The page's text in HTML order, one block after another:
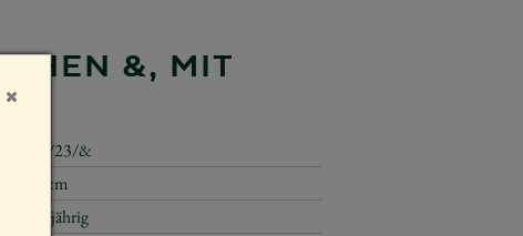
&, MIT
634/23/&
3,5 cm
ganzjährig